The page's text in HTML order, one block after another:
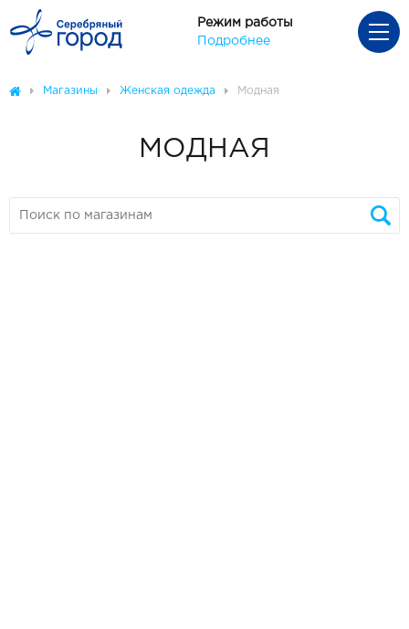
Режим работы
Подробнее
Магазины Женская одежда Модная
МОДНАЯ